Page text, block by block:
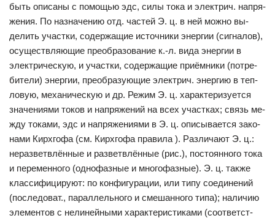
быть опи­са­ны с по­мо­щью эдс, си­лы то­ка и элек­трич. на­пря­
же­ния. По на­зна­че­нию отд. час­тей Э. ц. в ней мож­но вы­
делить уча­ст­ки, со­дер­жа­щие ис­точ­ни­ки энер­гии (сиг­на­лов),
осу­ще­ст­в­ляю­щие пре­об­ра­зо­ва­ние к.-л. ви­да энер­гии в
элек­три­че­скую, и уча­ст­ки, со­дер­жа­щие при­ём­ни­ки (по­тре­
би­те­ли) энер­гии, пре­об­ра­зую­щие элек­трич. энер­гию в те­п­
ло­вую, ме­ха­ни­че­скую и др. Ре­жим Э. ц. ха­рак­те­ри­зу­ет­ся
зна­че­ния­ми то­ков и на­пря­же­ний на всех уча­ст­ках; связь ме­
ж­ду то­ка­ми, эдс и на­пря­же­ния­ми в Э. ц. опи­сы­ва­ет­ся за­ко­
на­ми Кирх­го­фа (см. Кирх­го­фа пра­ви­ла ). Раз­ли­ча­ют Э. ц.:
не­раз­ветв­лён­ные и раз­ветв­лён­ные (рис.), по­сто­ян­но­го то­ка
и пе­ре­мен­но­го (од­но­фаз­ные и мно­го­фаз­ные). Э. ц. так­же
клас­си­фици­ру­ют: по кон­фи­гу­ра­ции, или ти­пу со­еди­не­ний
(по­сле­до­ват., па­рал­лель­но­го и сме­шан­но­го ти­па); на­ли­чию
эле­мен­тов с не­ли­ней­ны­ми ха­рак­те­ри­сти­ка­ми (со­от­вет­ст­